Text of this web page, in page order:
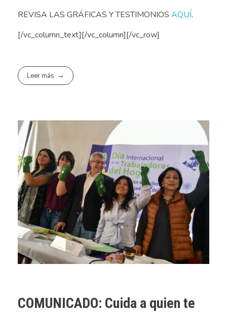
REVISA LAS GRÁFICAS Y TESTIMONIOS AQUÍ.
[/vc_column_text][/vc_column][/vc_row]
Leer más
COMUNICADO: Cuida a quien te